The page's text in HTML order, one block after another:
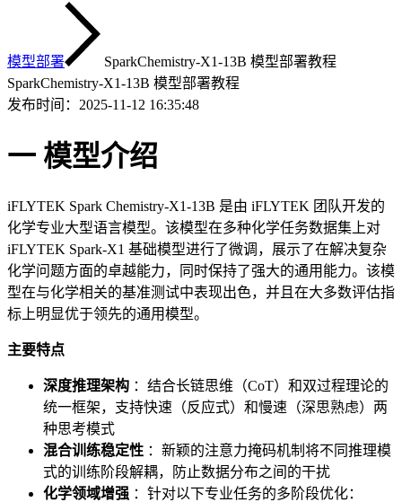
模型部署
SparkChemistry-X1-13B 模型部署教程
SparkChemistry-X1-13B 模型部署教程
发布时间： 2025-11-12 16:35:48
一 模型介绍
iFLYTEK Spark Chemistry-X1-13B 是由 iFLYTEK 团队开发的
化学专业大型语言模型。该模型在多种化学任务数据集上对
iFLYTEK Spark-X1 基础模型进行了微调，展示了在解决复杂
化学问题方面的卓越能力，同时保持了强大的通用能力。该模
型在与化学相关的基准测试中表现出色，并且在大多数评估指
标上明显优于领先的通用模型。
主要特点
深度推理架构 ：结合长链思维（CoT）和双过程理论的
统一框架，支持快速（反应式）和慢速（深思熟虑）两
种思考模式
混合训练稳定性 ：新颖的注意力掩码机制将不同推理模
式的训练阶段解耦，防止数据分布之间的干扰
化学领域增强 ：针对以下专业任务的多阶段优化：